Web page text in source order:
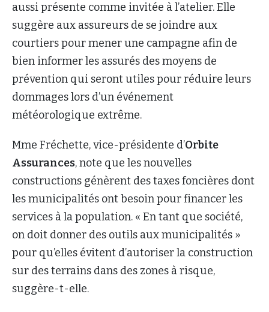
aussi présente comme invitée à l’atelier. Elle
suggère aux assureurs de se joindre aux
courtiers pour mener une campagne afin de
bien informer les assurés des moyens de
prévention qui seront utiles pour réduire leurs
dommages lors d’un événement
météorologique extrême.
Mme Fréchette, vice-présidente d’Orbite
Assurances, note que les nouvelles
constructions génèrent des taxes foncières dont
les municipalités ont besoin pour financer les
services à la population. « En tant que société,
on doit donner des outils aux municipalités »
pour qu’elles évitent d’autoriser la construction
sur des terrains dans des zones à risque,
suggère-t-elle.